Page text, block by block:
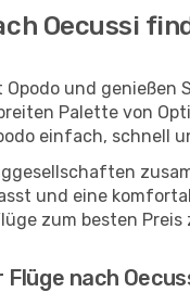
Oecussi
Opodo und
Palette von
einfach, schnell
und eine
zum besten Preis
nach